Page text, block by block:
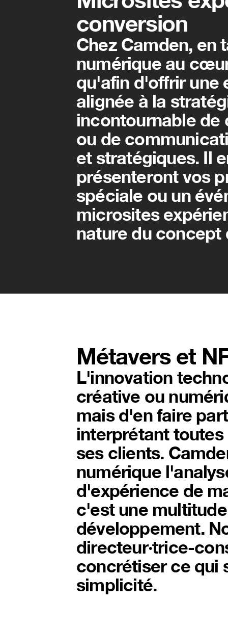
conversion
Chez Camden, en
numérique au
qu'afin d'offrir une
alignée à la
incontournable de
ou de
et stratégiques. Il
présenteront vos
spéciale ou un
microsites
nature du concept
Métavers et
L'innovation
créative ou
mais d'en faire
interprétant
ses clients.
numérique
d'expérience de
c'est une
développement.
directeur·trice-
concrétiser ce qui
simplicité.